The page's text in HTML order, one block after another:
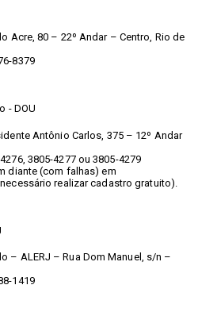
Acre, 80 – 22º Andar – Centro, Rio de
8379
- DOU
Antônio Carlos, 375 – 12º Andar
3805-4277 ou 3805-4279
diante (com falhas) em
realizar cadastro gratuito).
– ALERJ – Rua Dom Manuel, s/n –
1419